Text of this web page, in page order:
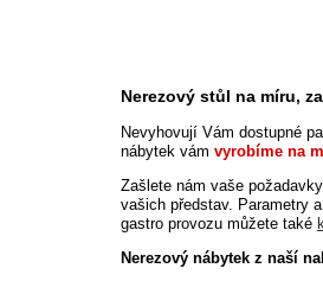
Nerezový stůl na míru,
Nevyhovují Vám dostupné
nábytek vám vyrobíme na
Zašlete nám vaše
vašich představ. Parametry
gastro provozu můžete také
Nerezový nábytek z naší